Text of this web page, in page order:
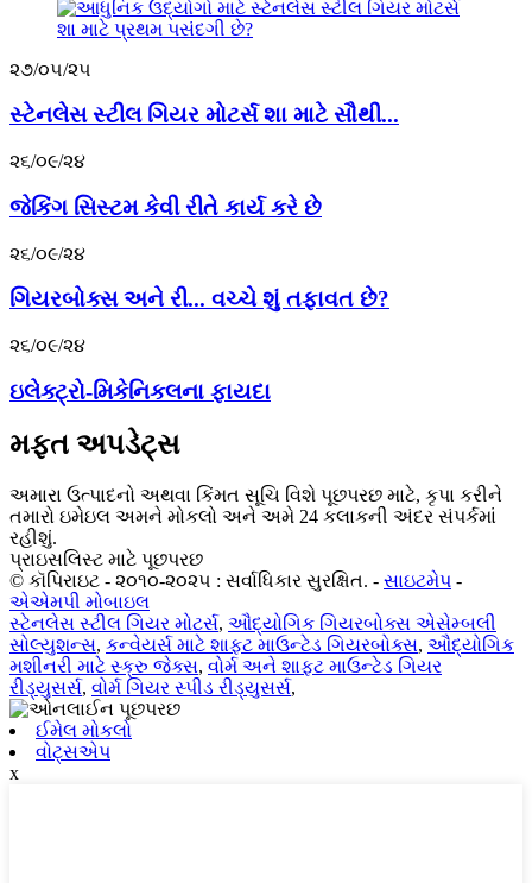
૨૭/૦૫/૨૫
સ્ટેનલેસ સ્ટીલ ગિયર મોટર્સ શા માટે સૌથી...
૨૬/૦૯/૨૪
જેકિંગ સિસ્ટમ કેવી રીતે કાર્ય કરે છે
૨૬/૦૯/૨૪
ગિયરબોક્સ અને રી... વચ્ચે શું તફાવત છે?
૨૬/૦૯/૨૪
ઇલેક્ટ્રો-મિકેનિકલના ફાયદા
મફત અપડેટ્સ
અમારા ઉત્પાદનો અથવા કિંમત સૂચિ વિશે પૂછપરછ માટે, કૃપા કરીને
તમારો ઇમેઇલ અમને મોકલો અને અમે 24 કલાકની અંદર સંપર્કમાં
રહીશું.
પ્રાઇસલિસ્ટ માટે પૂછપરછ
© કૉપિરાઇટ - ૨૦૧૦-૨૦૨૫ : સર્વાધિકાર સુરક્ષિત. - સાઇટમેપ -
એએમપી મોબાઇલ
સ્ટેનલેસ સ્ટીલ ગિયર મોટર્સ, ઔદ્યોગિક ગિયરબોક્સ એસેમ્બલી
સોલ્યુશન્સ, કન્વેયર્સ માટે શાફ્ટ માઉન્ટેડ ગિયરબોક્સ, ઔદ્યોગિક
મશીનરી માટે સ્ક્રુ જેક્સ, વોર્મ અને શાફ્ટ માઉન્ટેડ ગિયર
રીડ્યુસર્સ, વોર્મ ગિયર સ્પીડ રીડ્યુસર્સ,
ઈમેલ મોકલો
વોટ્સએપ
x